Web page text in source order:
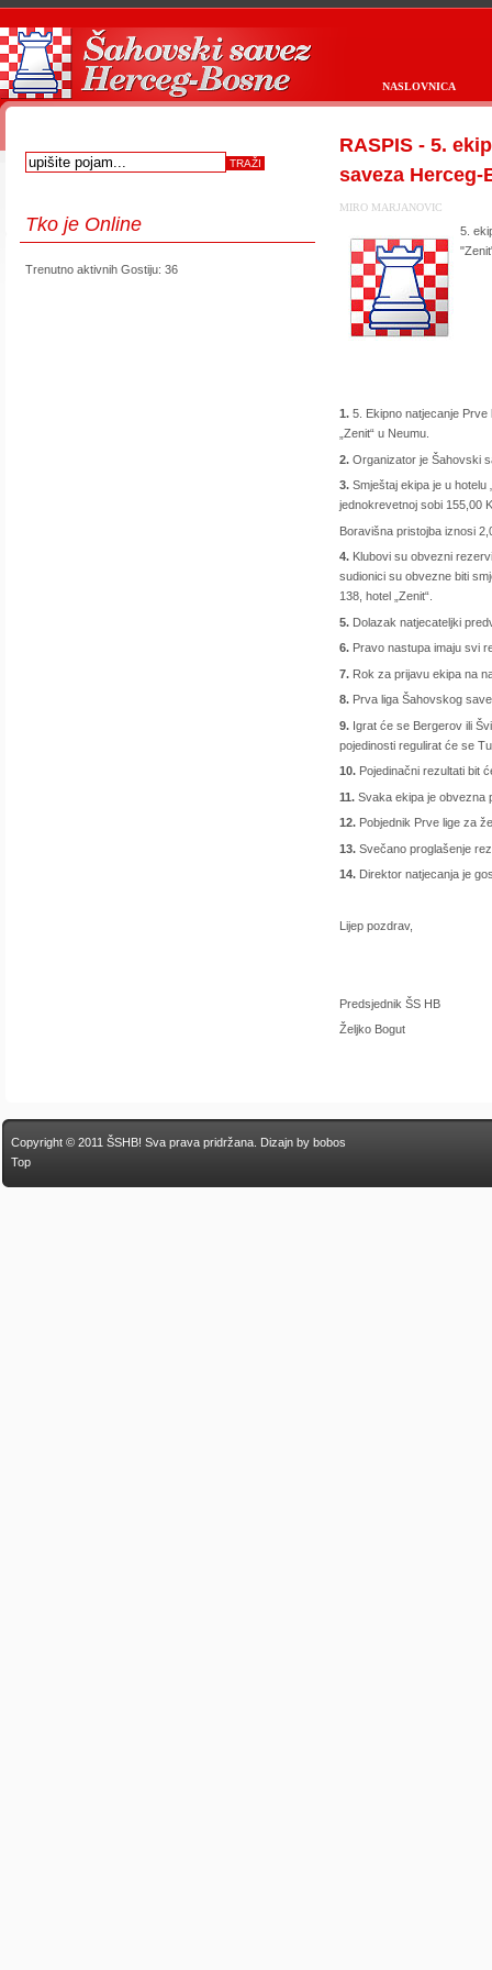
NASLOVNICA
Tko je Online
Trenutno aktivnih Gostiju: 36
RASPIS - 5.
saveza Herceg-
MIRO MARJANOVIC
5.
1. 5. Ekipno natjecanje
„Zenit“ u Neumu.
2. Organizator je Šahovski
3. Smještaj ekipa je u hotelu
jednokrevetnoj sobi 155,00
Boravišna pristojba iznosi
4. Klubovi su obvezni
sudionici su obvezne biti
138, hotel „Zenit“.
5. Dolazak natjecateljki
6. Pravo nastupa imaju svi
7. Rok za prijavu ekipa na
8. Prva liga Šahovskog
9. Igrat će se Bergerov ili
pojedinosti regulirat će se
10. Pojedinačni rezultati bit
11. Svaka ekipa je obvezna
12. Pobjednik Prve lige za
13. Svečano proglašenje
14. Direktor natjecanja je
Lijep pozdrav,
Predsjednik ŠS HB
Željko Bogut
Copyright © 2011 ŠSHB! Sva prava pridržana. Dizajn by bobos
Top